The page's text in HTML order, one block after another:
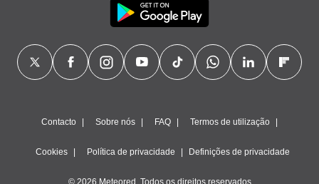
Contacto Sobre nós FAQ Termos de utilização
Cookies Política de privacidade Definições de privacidade
© 2026 Meteored. Todos os direitos reservados